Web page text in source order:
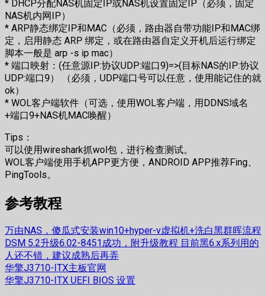
* DHCP分配NAS机固定IP或NAS机设置固定IP（必须，固定
NAS机内网IP）
* ARP静态绑定IP和MAC（必须，路由器自带功能IP和MAC绑
定，启用静态 ARP 绑定，或在路由器自定义开机后运行绑定
脚本一般是 arp -s ip mac）
* 端口映射：(任意源IP:协议UDP:端口9)=>(目标NAS的IP:协议
UDP:端口9） （必须，UDP端口号可以任意，使用能记住的就
ok）
* WOL客户端软件（可选，使用WOL客户端，用DDNS域名
+端口9+NAS机MAC唤醒）
Tips：
可以使用wireshark抓wol包，进行检查测试。
WOL客户端使用手机APP更方便，ANDROID APP推荐Fing、
PingTools。
参考教程
万由NAS，傻瓜式安装win10+hyper-v虚拟机+洗白黑群晖流程
DSM 5.2升级6.02-8451成功，附升级教程 目前黑6.x系列用的
人还不错，建议成熟后再弄
华擎J3710-ITX主板官网
华擎J3710-ITX UEFI BIOS 设置